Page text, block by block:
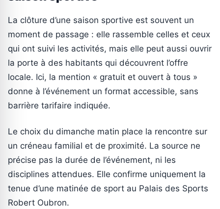
La clôture d’une saison sportive est souvent un
moment de passage : elle rassemble celles et ceux
qui ont suivi les activités, mais elle peut aussi ouvrir
la porte à des habitants qui découvrent l’offre
locale. Ici, la mention « gratuit et ouvert à tous »
donne à l’événement un format accessible, sans
barrière tarifaire indiquée.
Le choix du dimanche matin place la rencontre sur
un créneau familial et de proximité. La source ne
précise pas la durée de l’événement, ni les
disciplines attendues. Elle confirme uniquement la
tenue d’une matinée de sport au Palais des Sports
Robert Oubron.